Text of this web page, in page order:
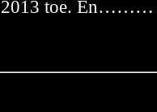
2013 toe. En………